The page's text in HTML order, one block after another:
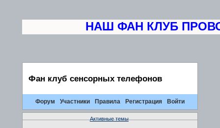
НАШ ФАН КЛУБ
Фан клуб сенсорных телефонов
Форум Участники Правила Регистрация Войти
Активные темы